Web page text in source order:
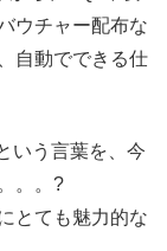
ウチャー配布な
自動でできる仕
いう言葉を、今
。。?
とても魅力的な